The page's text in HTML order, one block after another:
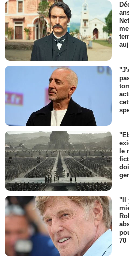
le
"Il
70